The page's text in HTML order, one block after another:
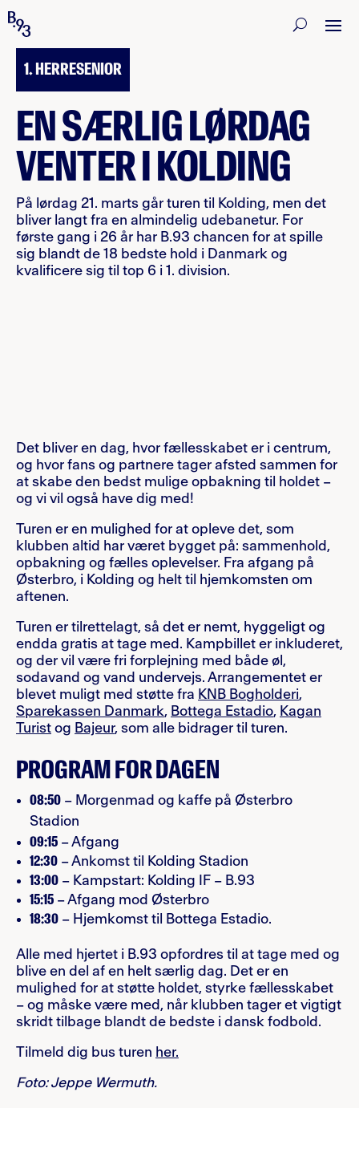
17. MARTS 2026
1. HERRESENIOR
EN SÆRLIG LØRDAG
VENTER I KOLDING
På lørdag 21. marts går turen til Kolding, men det
bliver langt fra en almindelig udebanetur. For
første gang i 26 år har B.93 chancen for at spille
sig blandt de 18 bedste hold i Danmark og
kvalificere sig til top 6 i 1. division.
Det bliver en dag, hvor fællesskabet er i centrum,
og hvor fans og partnere tager afsted sammen for
at skabe den bedst mulige opbakning til holdet –
og vi vil også have dig med!
Turen er en mulighed for at opleve det, som
klubben altid har været bygget på: sammenhold,
opbakning og fælles oplevelser. Fra afgang på
Østerbro, i Kolding og helt til hjemkomsten om
aftenen.
Turen er tilrettelagt, så det er nemt, hyggeligt og
endda gratis at tage med. Kampbillet er inkluderet,
og der vil være fri forplejning med både øl,
sodavand og vand undervejs. Arrangementet er
blevet muligt med støtte fra KNB Bogholderi,
Sparekassen Danmark, Bottega Estadio, Kagan
Turist og Bajeur, som alle bidrager til turen.
PROGRAM FOR DAGEN
08:50– Morgenmad og kaffe på Østerbro
Stadion
09:15– Afgang
12:30– Ankomst til Kolding Stadion
13:00– Kampstart: Kolding IF – B.93
15:15– Afgang mod Østerbro
18:30– Hjemkomst til Bottega Estadio.
Alle med hjertet i B.93 opfordres til at tage med og
blive en del af en helt særlig dag. Det er en
mulighed for at støtte holdet, styrke fællesskabet
– og måske være med, når klubben tager et vigtigt
skridt tilbage blandt de bedste i dansk fodbold.
Tilmeld dig bus turen her.
Foto: Jeppe Wermuth.